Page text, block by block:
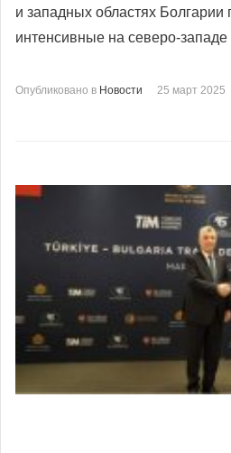
и западных областях
интенсивные на северо-западе
Опубликовано в Новости 25 март 2025